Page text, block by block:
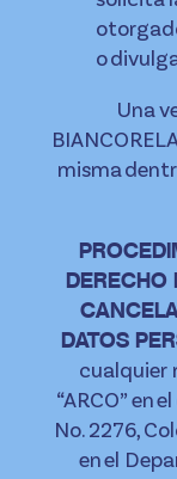
o
Una
misma
DERECHO
DATOS
cualquier
“ARCO” en
No. 2276,
en el